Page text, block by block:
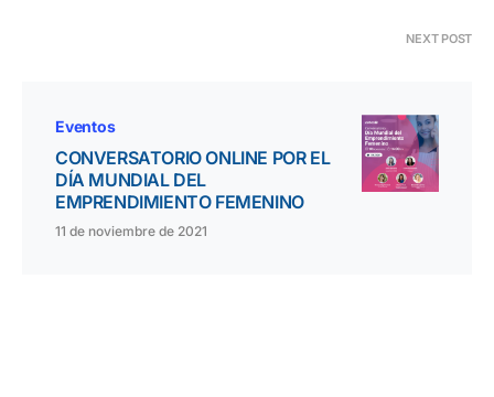
NEXT POST
Eventos
CONVERSATORIO ONLINE POR EL
DÍA MUNDIAL DEL
EMPRENDIMIENTO FEMENINO
11 de noviembre de 2021